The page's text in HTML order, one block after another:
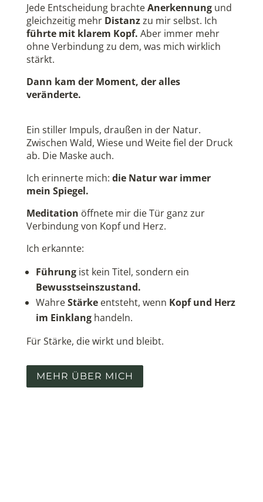
Jede Entscheidung brachteAnerkennungund
gleichzeitig mehr Distanzzu mir selbst. Ich
führte mit klarem Kopf. Aber immer mehr
ohne Verbindung zu dem, was mich wirklich
stärkt.
Dann kam der Moment, der alles
veränderte.
Ein stiller Impuls, draußen in der Natur.
Zwischen Wald, Wiese und Weite fiel der Druck
ab. Die Maske auch.
Ich erinnerte mich: die Natur war immer
mein Spiegel.
Meditation öffnete mir die Tür ganz zur
Verbindung von Kopf und Herz.
Ich erkannte:
Führungist kein Titel, sondern ein
Bewusstseinszustand.
WahreStärkeentsteht, wenn Kopf und Herz
im Einklanghandeln.
Für Stärke, die wirkt und bleibt.
MEHR ÜBER MICH